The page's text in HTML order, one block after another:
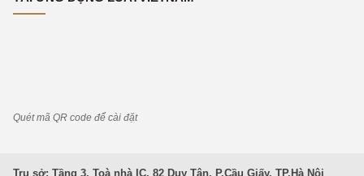
Quét mã QR code để cài đặt
Trụ sở: Tầng 3, Toà nhà IC, 82 Duy Tân, P.Cầu Giấy, TP.Hà Nội